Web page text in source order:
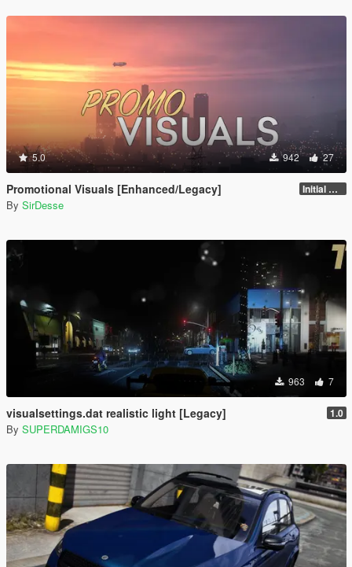
5.0 942 27
Promotional Visuals [Enhanced/Legacy] Initial Release
By SirDesse
963 7
visualsettings.dat realistic light [Legacy] 1.0
By SUPERDAMIGS10